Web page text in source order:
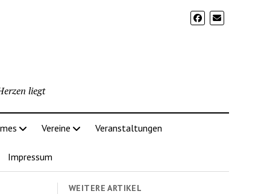
liegt
Vereine Veranstaltungen
Impressum
WEITERE ARTIKEL